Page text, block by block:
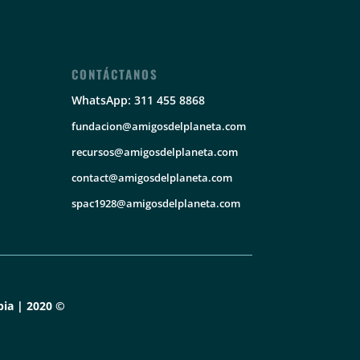
CONTÁCTANOS
WhatsApp: 311 455 8868
fundacion@amigosdelplaneta.com
recursos@amigosdelplaneta.com
contact@amigosdelplaneta.com
spac1928@amigosdelplaneta.com
| 2020 ©